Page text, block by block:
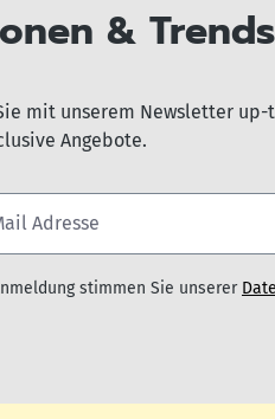
&
mit unserem Newsletter
Angebote.
stimmen Sie unserer